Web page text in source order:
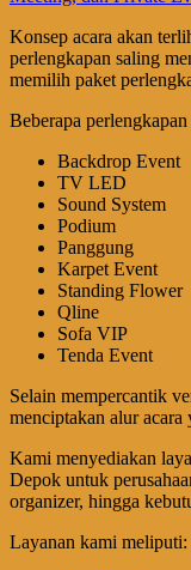
Konsep acara akan
perlengkapan saling
memilih paket
Beberapa
Backdrop Event
TV LED
Sound System
Podium
Panggung
Karpet Event
Standing Flower
Qline
Sofa VIP
Tenda Event
Selain mempercantik
menciptakan alur
Kami menyediakan
Depok untuk
organizer, hingga
Layanan kami meliputi: